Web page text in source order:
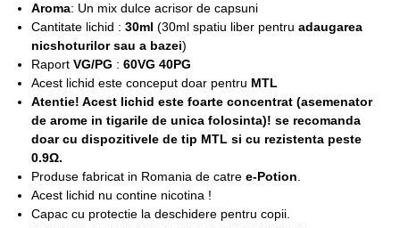
Aroma: Un mix dulce acrisor de capsuni
Cantitate lichid : 30ml (30ml spatiu liber pentru adaugarea
nicshoturilor sau a bazei)
Raport VG/PG : 60VG 40PG
Acest lichid este conceput doar pentru MTL
Atentie! Acest lichid este foarte concentrat (asemenator
de arome in tigarile de unica folosinta)! se recomanda
doar cu dispozitivele de tip MTL si cu rezistenta peste
0.9Ω.
Produse fabricat in Romania de catre e-Potion
Acest lichid nu contine nicotina !
Capac cu protectie la deschidere pentru copii.